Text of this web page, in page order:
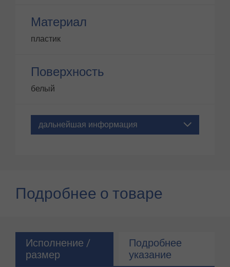
Материал
пластик
Поверхность
белый
дальнейшая информация
Подробнее о товаре
Исполнение /
размер
Подробнее
указание